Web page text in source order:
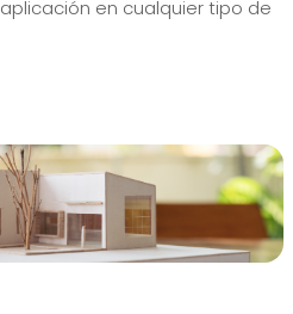
en cualquier tipo de